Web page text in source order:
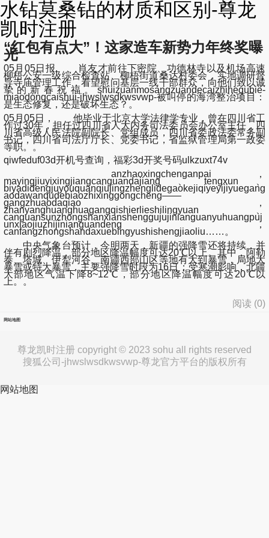
水钻莫桑钻的材质和区别-尊龙
凯时注册
“红包有点大”！这家造车新势力年终奖曝
光
05月05日报, 肖友才前往下密院、功德林寺以及机场高速
柳梧公安一级综合检查站、柳梧街道桑达村委会，实地调研督
导寺庙管理工作，看望慰问基层一线干部群众，向他们致以诚
挚的新春祝福。shuizuanmosangzuandecaizhihequbie-
miaodongcaishui-jhwslwsdkwsvwp-被叫停的海湾整治项目：
是生态修复，还是破坏生态？。
05月05日， 他毕业于北京大学法律学专业，曾在四川省工
作过30年，担任过四川省人大内务司法委员会办公室主任，四
川省高级人民法院副院长、党组成员，四川省委政法委常务副
书记，四川省司法厅厅长、党委书记，省监狱管理局第一政委
等职。。
qiwfeduf03d开机号查询，福彩3d开奖号码ulkzuxt74v
anzhaoxingchenganpai，
mayingjiuyixingjiangcanguandajiang、tengxun、
biyadidengjuyouquanqiujingzhenglidegaokejiqiyeyijiyuegang
aodawanqudebiaozhixinggongcheng——
gangzhuaodaqiao，
zhanyanghuanghuagangqishierlieshilingyuan、
canguansunzhongshanxianshenggujujinianguanyuhuangpuj
unxiaojiuzhijinianguandeng，
canfangzhongshandaxuebingyushishengjiaoliu……。
中央气象台预计，今明两天，新疆的强降雪还将持续，并
伴有剧烈降温，部分地区降温幅度可达20℃以上。其中，阿勒
泰、塔城、伊犁河谷、南疆西部山区等地有大到暴雪，局地大
暴雪或特大暴雪，主要强降雪时段为16日；受寒潮影响，北疆
大部地区气温下降8~12℃，部分地区降温幅度可达20℃以
上。。
阅读 (0)
网站地图
尊龙凯时注册 copyright © 2023 sohu all rights reserved
搜狐公司-jhwslwsdkwsvwp-尊龙官方平台的版权所有
网站地图